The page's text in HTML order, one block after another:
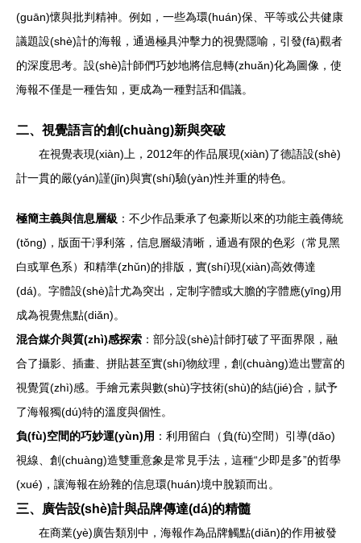
(guān)懷與批判精神。例如，一些為環(huán)保、平等或公共健康
議題設(shè)計的海報，通過極具沖擊力的視覺隱喻，引發(fā)觀者
的深度思考。設(shè)計師們巧妙地將信息轉(zhuǎn)化為圖像，使
海報不僅是一種告知，更成為一種對話和倡議。
二、視覺語言的創(chuàng)新與突破
在視覺表現(xiàn)上，2012年的作品展現(xiàn)了德語設(shè)
計一貫的嚴(yán)謹(jǐn)與實(shí)驗(yàn)性并重的特色。
極簡主義與信息層級 ：不少作品秉承了包豪斯以來的功能主義傳統
(tǒng)，版面干凈利落，信息層級清晰，通過有限的色彩（常見黑
白或單色系）和精準(zhǔn)的排版，實(shí)現(xiàn)高效傳達
(dá)。字體設(shè)計尤為突出，定制字體或大膽的字體應(yīng)用
成為視覺焦點(diǎn)。
混合媒介與質(zhì)感探索 ：部分設(shè)計師打破了平面界限，融
合了攝影、插畫、拼貼甚至實(shí)物紋理，創(chuàng)造出豐富的
視覺質(zhì)感。手繪元素與數(shù)字技術(shù)的結(jié)合，賦予
了海報獨(dú)特的溫度與個性。
負(fù)空間的巧妙運(yùn)用 ：利用留白（負(fù)空間）引導(dǎo)
視線、創(chuàng)造雙重意象是常見手法，這種“少即是多”的哲學
(xué)，讓海報在紛雜的信息環(huán)境中脫穎而出。
三、廣告設(shè)計與品牌傳達(dá)的精髓
在商業(yè)廣告類別中，海報作為品牌觸點(diǎn)的作用被發